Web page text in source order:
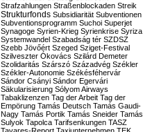
Strafzahlungen Straßenblockaden Streik
Strukturfonds Subsidiarität Subventionen
Subventionsprogramm Suchoi Superjet
Synagoge Syrien-Krieg Syrienkrise Syriza
Systemwandel Szabadság tér SZDSZ
Szebb Jövőért Szeged Sziget-Festival
Szilveszter Ókovács Szilárd Demeter
Szolidaritás Szárszó Századvég Székler
Székler-Autonomie Székésféhervár
Sándor Csányi Sándor Egervári
Säkularisierung Sólyom Airways
Tabaklizenzen Tag der Arbeit Tag der
Empörung Tamás Deutsch Tamás Gaudi-
Nagy Tamás Portik Tamás Sneider Tamás
Sulyok Tapolca Tarifsenkungen TASZ